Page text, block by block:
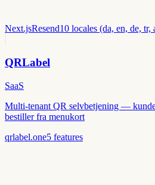
Next.jsResend10 locales (da, en, de, tr,
QRLabel
SaaS
Multi-tenant QR selvbetjening —
bestiller fra menukort
qrlabel.one5 features